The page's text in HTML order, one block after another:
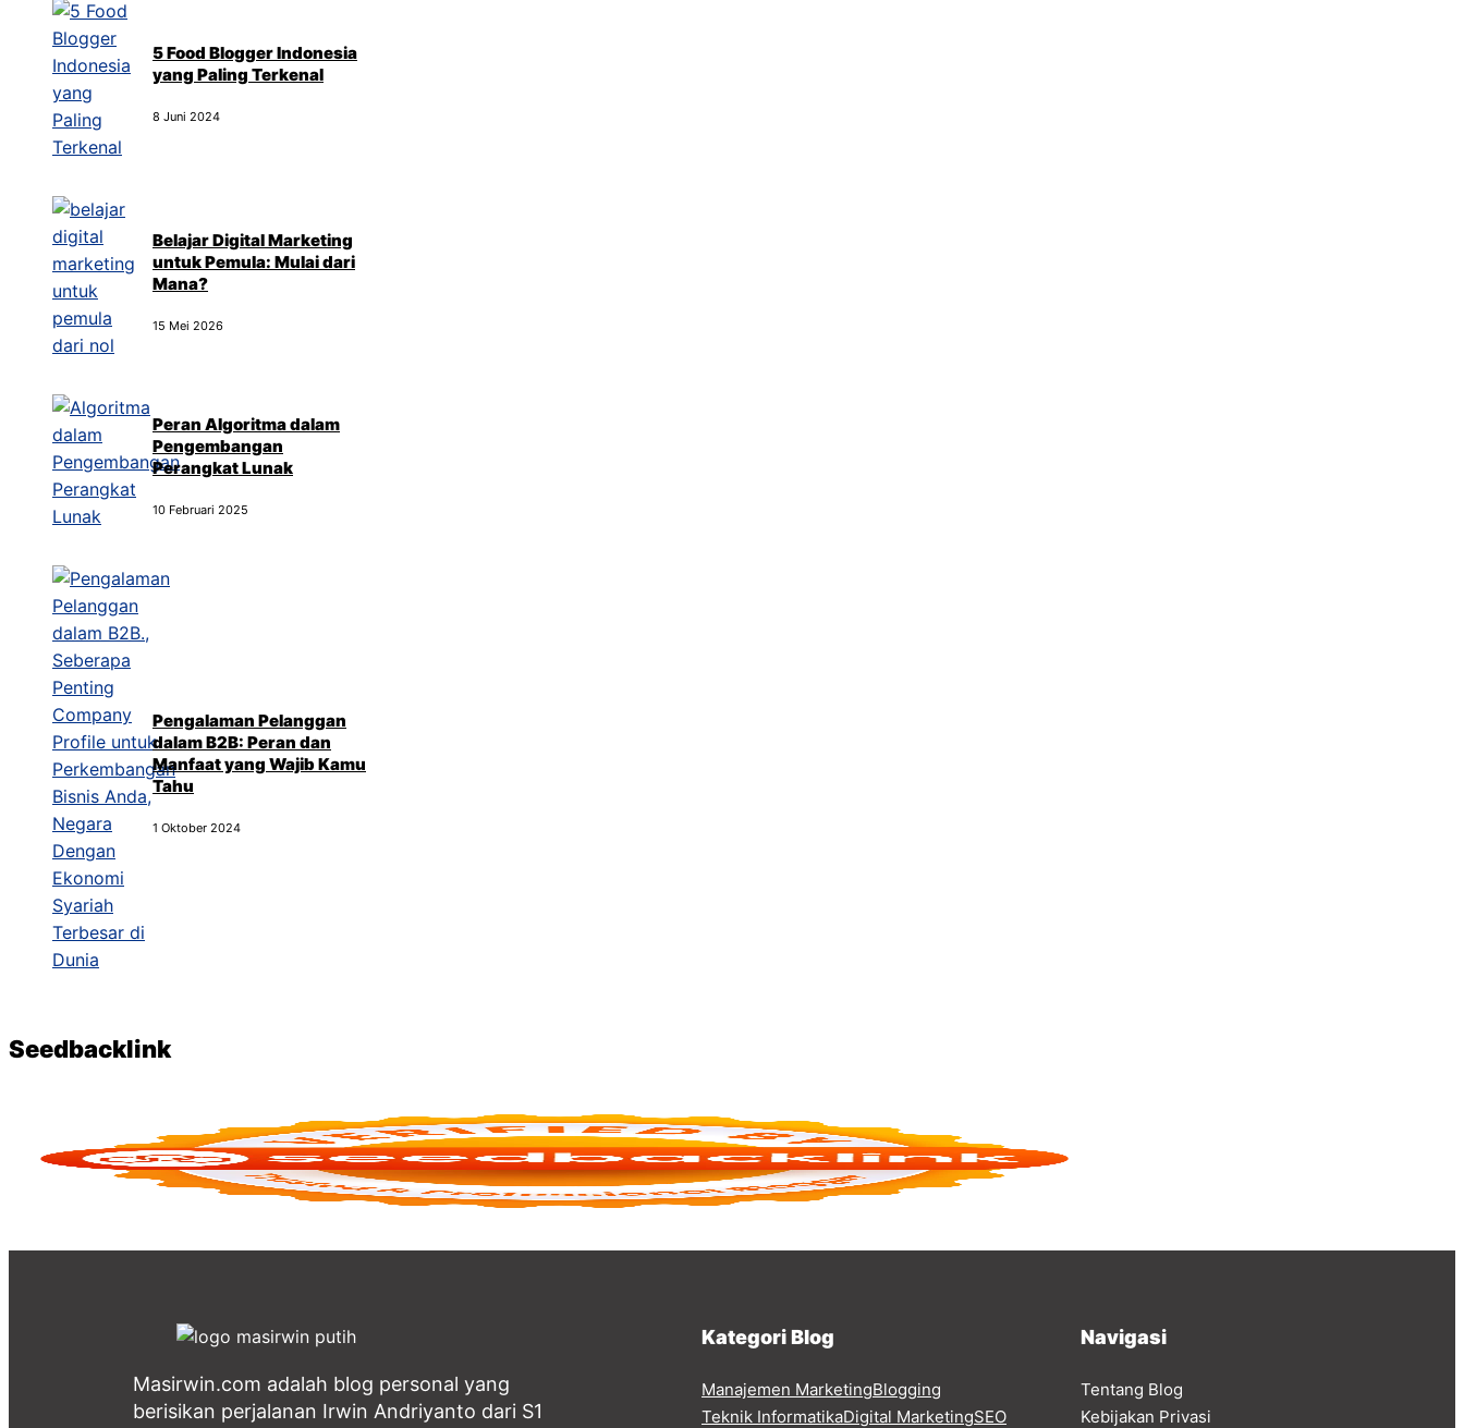
5 Food Blogger Indonesia
yang Paling Terkenal
8 Juni 2024
Belajar Digital Marketing
untuk Pemula: Mulai dari
Mana?
15 Mei 2026
Peran Algoritma dalam
Pengembangan
Perangkat Lunak
10 Februari 2025
Pengalaman Pelanggan
dalam B2B: Peran dan
Manfaat yang Wajib Kamu
Tahu
1 Oktober 2024
Seedbacklink
Masirwin.com adalah blog personal yang
berisikan perjalanan Irwin Andriyanto dari S1
Kategori Blog
Manajemen MarketingBlogging
Teknik InformatikaDigital MarketingSEO
Navigasi
Tentang Blog
Kebijakan Privasi